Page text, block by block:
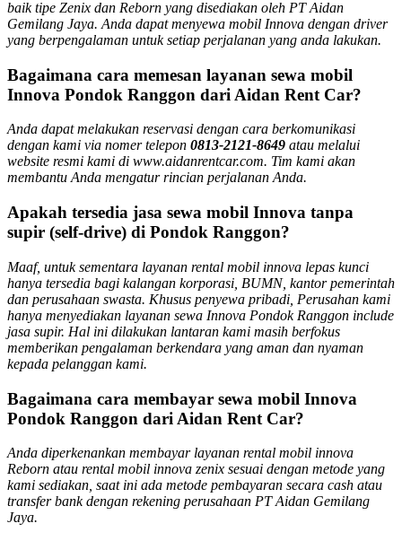
baik tipe Zenix dan Reborn yang disediakan oleh PT Aidan
Gemilang Jaya. Anda dapat menyewa mobil Innova dengan driver
yang berpengalaman untuk setiap perjalanan yang anda lakukan.
Bagaimana cara memesan layanan sewa mobil
Innova Pondok Ranggon dari Aidan Rent Car?
Anda dapat melakukan reservasi dengan cara berkomunikasi
dengan kami via nomer telepon 0813-2121-8649 atau melalui
website resmi kami di www.aidanrentcar.com. Tim kami akan
membantu Anda mengatur rincian perjalanan Anda.
Apakah tersedia jasa sewa mobil Innova tanpa
supir (self-drive) di Pondok Ranggon?
Maaf, untuk sementara layanan rental mobil innova lepas kunci
hanya tersedia bagi kalangan korporasi, BUMN, kantor pemerintah
dan perusahaan swasta. Khusus penyewa pribadi, Perusahan kami
hanya menyediakan layanan sewa Innova Pondok Ranggon include
jasa supir. Hal ini dilakukan lantaran kami masih berfokus
memberikan pengalaman berkendara yang aman dan nyaman
kepada pelanggan kami.
Bagaimana cara membayar sewa mobil Innova
Pondok Ranggon dari Aidan Rent Car?
Anda diperkenankan membayar layanan rental mobil innova
Reborn atau rental mobil innova zenix sesuai dengan metode yang
kami sediakan, saat ini ada metode pembayaran secara cash atau
transfer bank dengan rekening perusahaan PT Aidan Gemilang
Jaya.